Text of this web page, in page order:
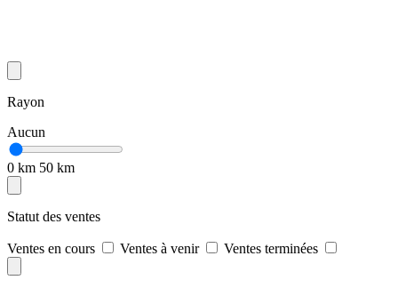
Rayon
Aucun
0 km 50 km
Statut des ventes
Ventes en cours Ventes à venir Ventes terminées